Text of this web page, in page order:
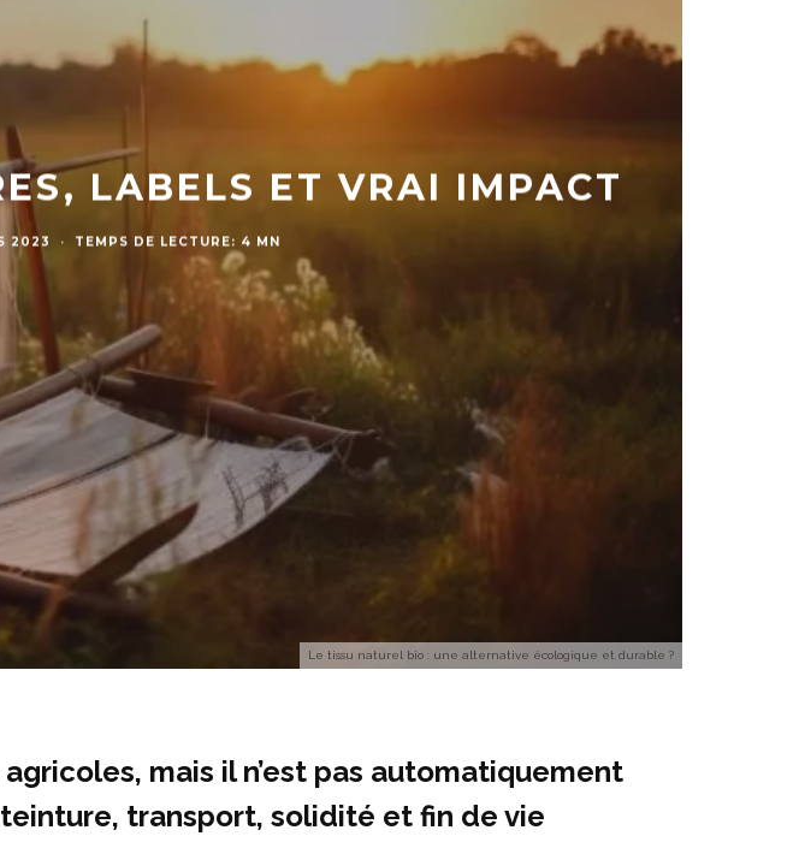
Le tissu naturel bio : une alternative écologique et durable ?
LABELS ET VRAI IMPACT
2023 · TEMPS DE LECTURE: 4 MN
mais il n’est pas automatiquement
transport, solidité et fin de vie